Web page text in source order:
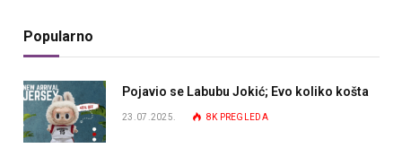
Popularno
Pojavio se Labubu Jokić; Evo koliko košta
23.07.2025. 8K PREGLEDA